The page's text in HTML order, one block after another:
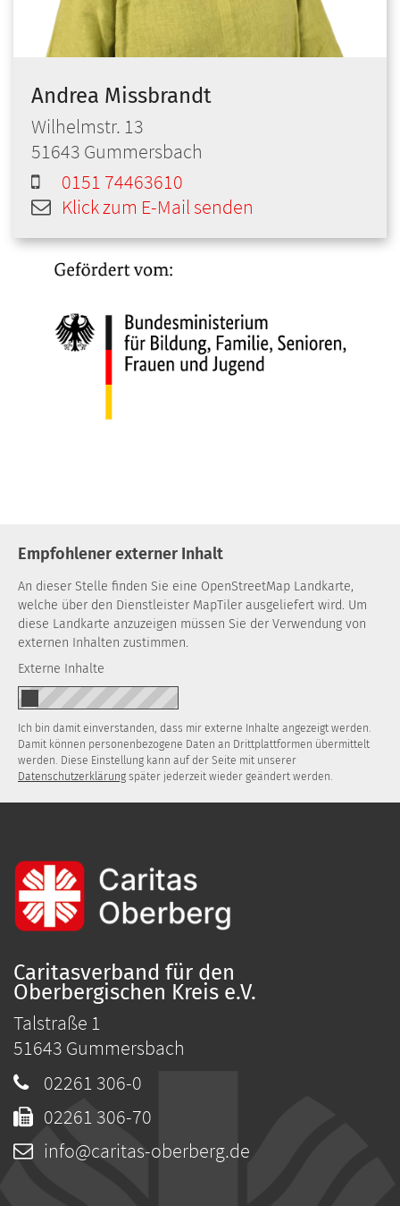
Andrea Missbrandt
Wilhelmstr. 13
51643 Gummersbach
0151 74463610
Klick zum E-Mail senden
Empfohlener externer Inhalt
An dieser Stelle finden Sie eine OpenStreetMap Landkarte,
welche über den Dienstleister MapTiler ausgeliefert wird. Um
diese Landkarte anzuzeigen müssen Sie der Verwendung von
externen Inhalten zustimmen.
Externe Inhalte
Ich bin damit einverstanden, dass mir externe Inhalte angezeigt werden.
Damit können personenbezogene Daten an Drittplattformen übermittelt
werden. Diese Einstellung kann auf der Seite mit unserer
Datenschutzerklärung später jederzeit wieder geändert werden.
Caritasverband für den
Oberbergischen Kreis e.V.
Talstraße 1
51643 Gummersbach
02261 306-0
02261 306-70
info@caritas-oberberg.de